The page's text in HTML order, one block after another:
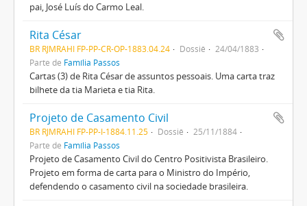
pai, José Luís do Carmo Leal.
Rita César
BR RJMRAHI FP-PP-CR-OP-1883.04.24 Dossiê
24/04/1883
Parte de Família Passos
Cartas (3) de Rita César de assuntos pessoais. Uma carta traz
bilhete da tia Marieta e tia Rita.
Projeto de Casamento Civil
BR RJMRAHI FP-PP-I-1884.11.25 Dossiê
25/11/1884
Parte de Família Passos
Projeto de Casamento Civil do Centro Positivista Brasileiro.
Projeto em forma de carta para o Ministro do Império,
defendendo o casamento civil na sociedade brasileira.